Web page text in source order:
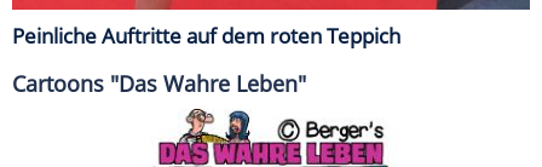
Peinliche Auftritte auf dem roten Teppich
Cartoons "Das Wahre Leben"